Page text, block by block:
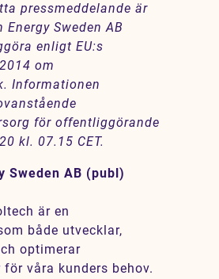
pressmeddelande är
Sweden AB
enligt EU:s
om
Informationen
för offentliggörande
kl. 07.15 CET.
Sweden AB (publ)
är en
både utvecklar,
optimerar
våra kunders behov.